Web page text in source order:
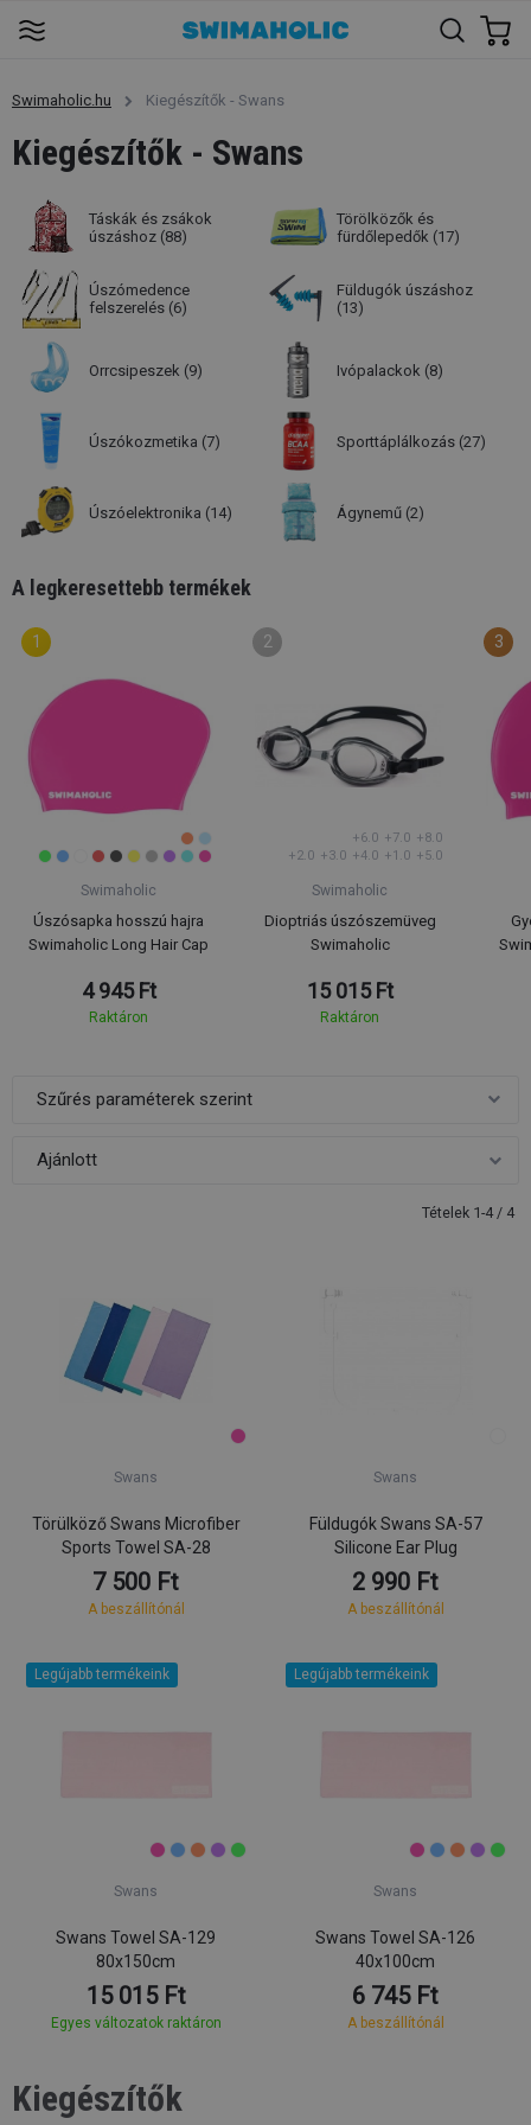
Swimaholic.hu Kiegészítők - Swans
Kiegészítők - Swans
Táskák és zsákok
úszáshoz (88)
Törölközők és
fürdőlepedők (17)
Úszómedence
felszerelés (6)
Füldugók úszáshoz
(13)
Orrcsipeszek (9) Ivópalackok (8)
Úszókozmetika (7) Sporttáplálkozás (27)
Úszóelektronika (14) Ágynemű (2)
A legkeresettebb termékek
Swimaholic
Úszósapka hosszú hajra
Swimaholic Long Hair Cap
4 945 Ft
Raktáron
+2.0 +3.0 +4.0 +1.0 +5.0
+6.0 +7.0 +8.0
Swimaholic
Dioptriás úszószemüveg
Swimaholic
15 015 Ft
Raktáron
Szűrés paraméterek szerint
Tételek 1-4 / 4
Swans
Törülköző Swans Microfiber
Sports Towel SA-28
7 500 Ft
A beszállítónál
Swans
Füldugók Swans SA-57
Silicone Ear Plug
2 990 Ft
A beszállítónál
Legújabb termékeink
Swans
Swans Towel SA-129
80x150cm
15 015 Ft
Egyes változatok raktáron
Legújabb termékeink
Swans
Swans Towel SA-126
40x100cm
6 745 Ft
A beszállítónál
Kiegészítők